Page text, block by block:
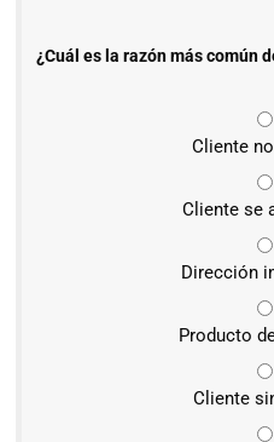
¿Cuál es la razón más común
Cliente
Cliente se
Dirección
Producto
Cliente